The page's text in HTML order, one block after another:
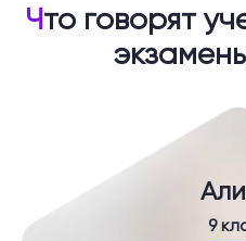
Что говорят
9